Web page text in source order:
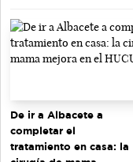
De ir a Albacete a
completar el
tratamiento en casa: la